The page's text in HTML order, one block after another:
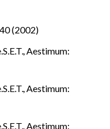
(2002)
,Aestimum:
,Aestimum:
,Aestimum: